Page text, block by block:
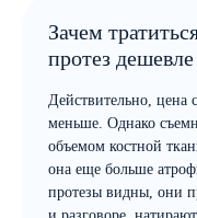
Зачем
протез дешевле
Действительно, цена
меньше. Однако
объемом костной
она еще больше
протезы видны, они